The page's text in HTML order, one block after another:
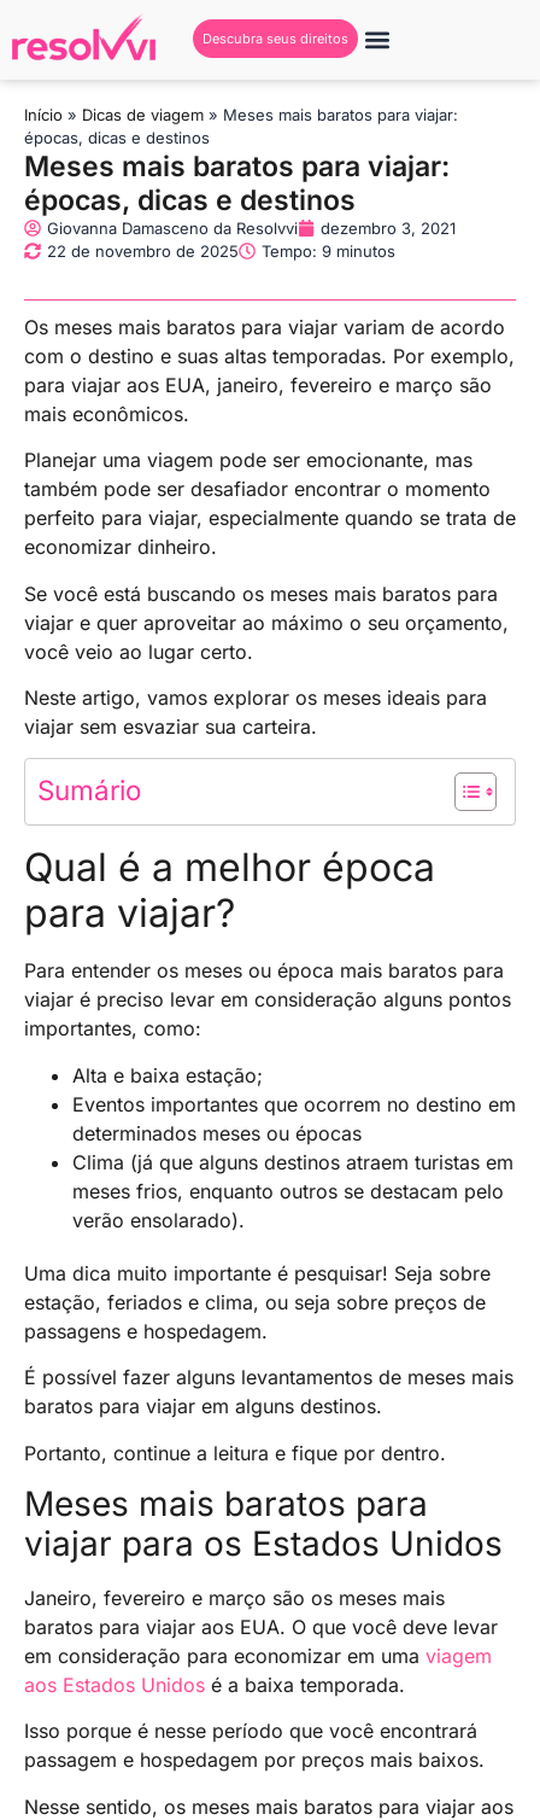
Descubra seus direitos
Início » Dicas de viagem » Meses mais baratos para viajar:
épocas, dicas e destinos
Meses mais baratos para viajar:
épocas, dicas e destinos
Giovanna Damasceno da Resolvvi
dezembro 3, 2021
22 de novembro de 2025
Tempo: 9 minutos
Os meses mais baratos para viajar variam de acordo
com o destino e suas altas temporadas. Por exemplo,
para viajar aos EUA, janeiro, fevereiro e março são
mais econômicos.
Planejar uma viagem pode ser emocionante, mas
também pode ser desafiador encontrar o momento
perfeito para viajar, especialmente quando se trata de
economizar dinheiro.
Se você está buscando os meses mais baratos para
viajar e quer aproveitar ao máximo o seu orçamento,
você veio ao lugar certo.
Neste artigo, vamos explorar os meses ideais para
viajar sem esvaziar sua carteira.
Sumário
Qual é a melhor época
para viajar?
Para entender os meses ou época mais baratos para
viajar é preciso levar em consideração alguns pontos
importantes, como:
Alta e baixa estação;
Eventos importantes que ocorrem no destino em
determinados meses ou épocas
Clima (já que alguns destinos atraem turistas em
meses frios, enquanto outros se destacam pelo
verão ensolarado).
Uma dica muito importante é pesquisar! Seja sobre
estação, feriados e clima, ou seja sobre preços de
passagens e hospedagem.
É possível fazer alguns levantamentos de meses mais
baratos para viajar em alguns destinos.
Portanto, continue a leitura e fique por dentro.
Meses mais baratos para
viajar para os Estados Unidos
Janeiro, fevereiro e março são os meses mais
baratos para viajar aos EUA. O que você deve levar
em consideração para economizar em uma viagem
aos Estados Unidos é a baixa temporada.
Isso porque é nesse período que você encontrará
passagem e hospedagem por preços mais baixos.
Nesse sentido, os meses mais baratos para viajar aos